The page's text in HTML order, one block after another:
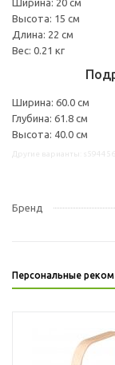
Высота: 15 см
Длина: 22 см
Вес: 0.21 кг
Ширина: 60.0 см
Глубина: 61.8 см
Высота: 40.0 см
Бренд
Персональные